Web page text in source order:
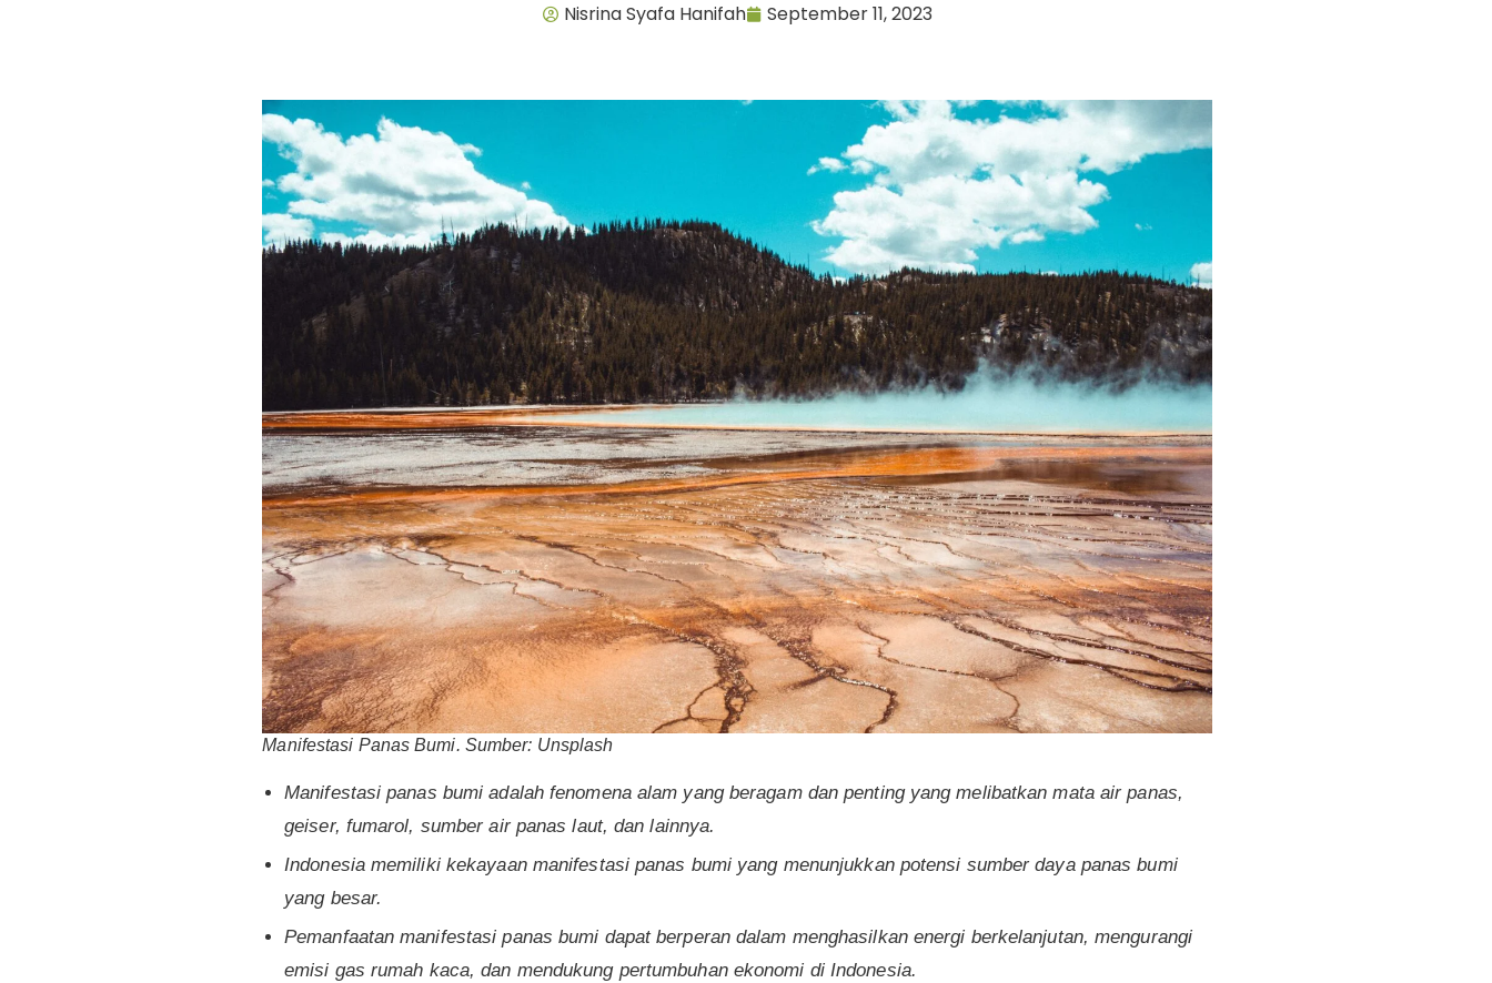
Nisrina Syafa Hanifah September 11, 2023
Manifestasi Panas Bumi. Sumber: Unsplash
Manifestasi panas bumi adalah fenomena alam yang beragam dan penting yang melibatkan mata air panas,
geiser, fumarol, sumber air panas laut, dan lainnya.
Indonesia memiliki kekayaan manifestasi panas bumi yang menunjukkan potensi sumber daya panas bumi
yang besar.
Pemanfaatan manifestasi panas bumi dapat berperan dalam menghasilkan energi berkelanjutan, mengurangi
emisi gas rumah kaca, dan mendukung pertumbuhan ekonomi di Indonesia.